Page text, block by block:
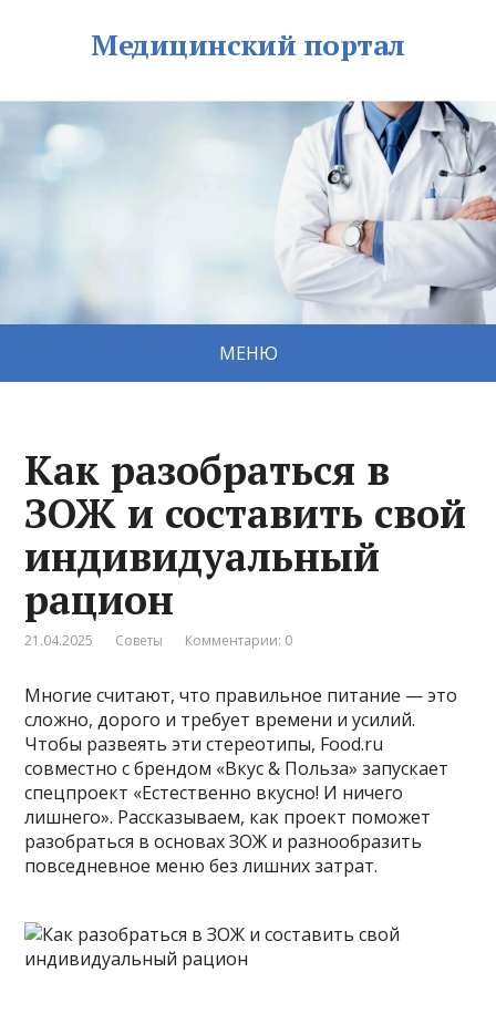
Медицинский портал
МЕНЮ
Как разобраться в
ЗОЖ и составить свой
индивидуальный
рацион
21.04.2025 Советы Комментарии: 0
Многие считают, что правильное питание — это
сложно, дорого и требует времени и усилий.
Чтобы развеять эти стереотипы, Food.ru
совместно с брендом «Вкус & Польза» запускает
спецпроект «Естественно вкусно! И ничего
лишнего». Рассказываем, как проект поможет
разобраться в основах ЗОЖ и разнообразить
повседневное меню без лишних затрат.